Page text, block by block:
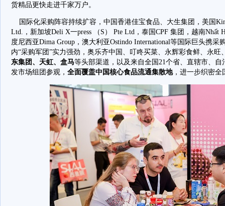
货精品更快走进千家万户。
国际化采购阵容持续扩容，中国香港佳宝食品、大生集团，美国
Ltd.，新加坡Deli X一press （S） Pte Ltd，泰国CPF 集团，越南Nhất
度尼西亚Dima Group，澳大利亚Ostindo International等国际巨头携
内“采购军团”实力强劲，奥乐齐中国、叮咚买菜、永辉彩食鲜、永旺
东集团、天虹、盒马等头部渠道，以及来自全国21个省、直辖市、自
发市场组团参观， 全面覆盖中国核心食品流通集散地，进一步织密全